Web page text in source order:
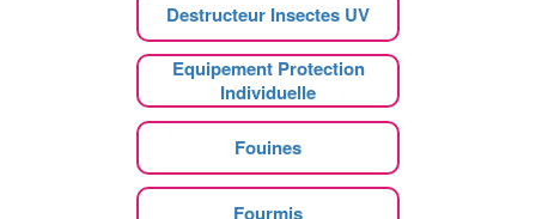
Destructeur Insectes UV
Equipement Protection
Individuelle
Fouines
Fourmis